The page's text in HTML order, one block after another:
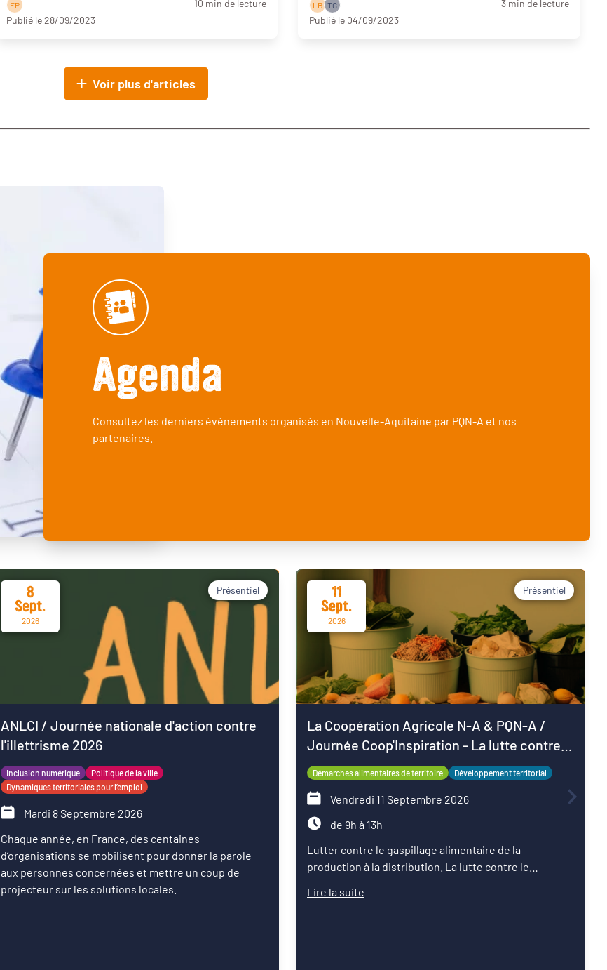
E P
10 min de lecture
Publié le 28/09/2023
L B T C
3 min de lecture
Publié le 04/09/2023
Voir plus d'articles
Agenda
Consultez les derniers événements organisés en Nouvelle-Aquitaine par PQN-A et nos
partenaires.
8
Sept.
2026
Présentiel
ANLCI / Journée nationale d'action contre
l'illettrisme 2026
Inclusion numérique
Politique de la ville
Dynamiques territoriales pour l’emploi
Mardi 8 Septembre 2026
Chaque année, en France, des centaines
d’organisations se mobilisent pour donner la parole
aux personnes concernées et mettre un coup de
projecteur sur les solutions locales.
11
Sept.
2026
Présentiel
La Coopération Agricole N-A & PQN-A /
Journée Coop'Inspiration - La lutte contre
le gaspillage alimentaire
Démarches alimentaires de territoire Développement territorial
Vendredi 11 Septembre 2026
de 9h à 13h
Lutter contre le gaspillage alimentaire de la
production à la distribution. La lutte contre le
abordés par les projets alimentaires territoriaux via :
Lire la suite